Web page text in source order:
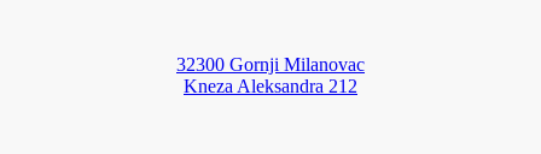
32300 Gornji Milanovac
Kneza Aleksandra 212